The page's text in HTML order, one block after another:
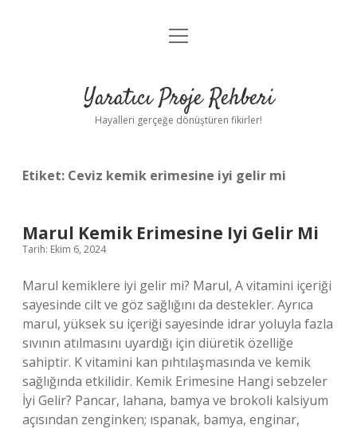
Anasayfa
Yasal Uyarı
menüyü
Yaratıcı Proje Rehberi
Hayalleri gerçeğe dönüştüren fikirler!
Etiket: Ceviz kemik erimesine iyi gelir mi
Marul Kemik Erimesine Iyi Gelir Mi
Tarih: Ekim 6, 2024
Marul kemiklere iyi gelir mi? Marul, A vitamini içeriği
sayesinde cilt ve göz sağlığını da destekler. Ayrıca
marul, yüksek su içeriği sayesinde idrar yoluyla fazla
sıvının atılmasını uyardığı için diüretik özelliğe
sahiptir. K vitamini kan pıhtılaşmasında ve kemik
sağlığında etkilidir. Kemik Erimesine Hangi sebzeler
İyi Gelir? Pancar, lahana, bamya ve brokoli kalsiyum
açısından zenginken; ıspanak, bamya, enginar,